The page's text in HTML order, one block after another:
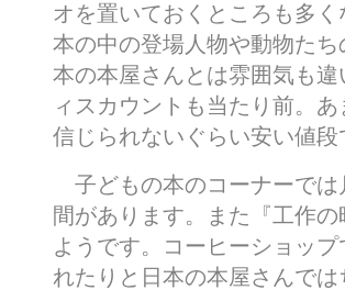
オを置いておくところも多
本の中の登場人物や動物た
本の本屋さんとは雰囲気も
ィスカウントも当たり前。
信じられないぐらい安い値
子どもの本のコーナーでは
間があります。また『工作
ようです。コーヒーショッ
れたりと日本の本屋さんで